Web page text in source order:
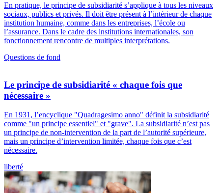
En pratique, le principe de subsidiarité s’applique à tous les niveaux
sociaux, publics et privés. Il doit être présent à l’intérieur de chaque
institution humaine, comme dans les entreprises, l’école ou
l’assurance. Dans le cadre des institutions internationales, son
fonctionnement rencontre de multiples interprétations.
Questions de fond
Le principe de subsidiarité « chaque fois que
nécessaire »
En 1931, l’encyclique "Quadragesimo anno" définit la subsidiarité
comme "un principe essentiel" et "grave". La subsidiarité n’est pas
un principe de non-intervention de la part de l’autorité supérieure,
mais un principe d’intervention limitée, chaque fois que c’est
nécessaire.
liberté